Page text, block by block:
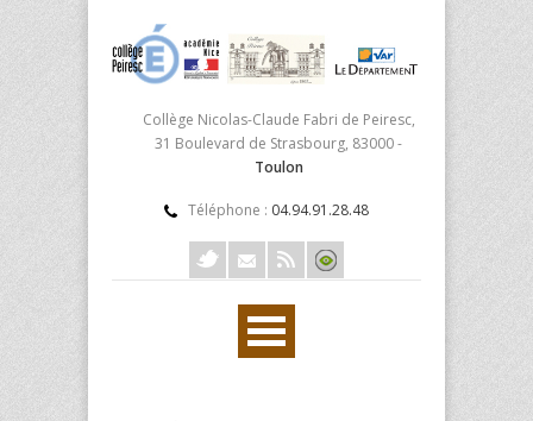
Collège Nicolas-Claude Fabri de Peiresc,
31 Boulevard de Strasbourg, 83000 -
Toulon
Téléphone : 04.94.91.28.48